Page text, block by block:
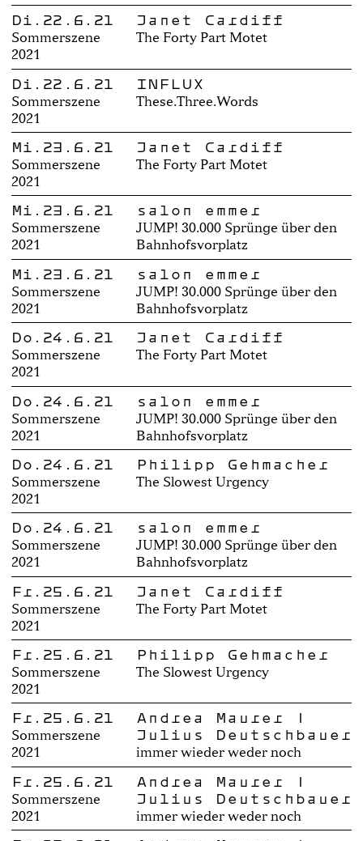
Di.22.6.21
Sommerszene
2021
Janet Cardiff
The Forty Part Motet
Di.22.6.21
Sommerszene
2021
INFLUX
These.Three.Words
Mi.23.6.21
Sommerszene
2021
Janet Cardiff
The Forty Part Motet
Mi.23.6.21
Sommerszene
2021
salon emmer
JUMP! 30.000 Sprünge über den
Bahnhofsvorplatz
Mi.23.6.21
Sommerszene
2021
salon emmer
JUMP! 30.000 Sprünge über den
Bahnhofsvorplatz
Do.24.6.21
Sommerszene
2021
Janet Cardiff
The Forty Part Motet
Do.24.6.21
Sommerszene
2021
salon emmer
JUMP! 30.000 Sprünge über den
Bahnhofsvorplatz
Do.24.6.21
Sommerszene
2021
Philipp Gehmacher
The Slowest Urgency
Do.24.6.21
Sommerszene
2021
salon emmer
JUMP! 30.000 Sprünge über den
Bahnhofsvorplatz
Fr.25.6.21
Sommerszene
2021
Janet Cardiff
The Forty Part Motet
Fr.25.6.21
Sommerszene
2021
Philipp Gehmacher
The Slowest Urgency
Fr.25.6.21
Sommerszene
2021
Andrea Maurer |
Julius Deutschbauer
immer wieder weder noch
Fr.25.6.21
Sommerszene
2021
Andrea Maurer |
Julius Deutschbauer
immer wieder weder noch